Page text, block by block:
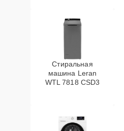
Стиральная
машина Leran
WTL 7818 CSD3